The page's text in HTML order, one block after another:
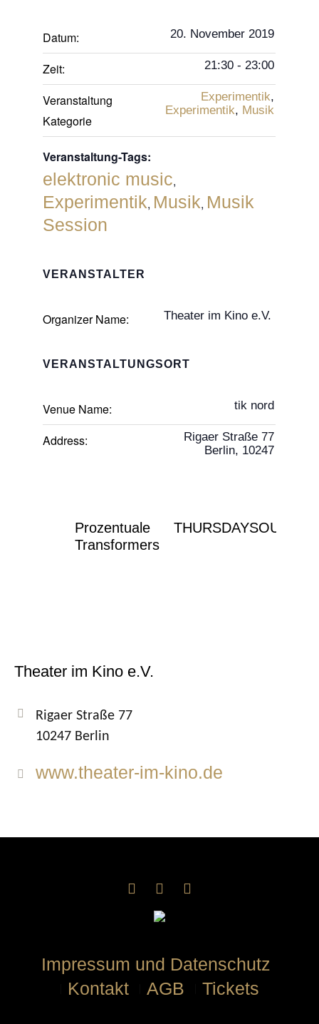
Datum: 20. November 2019
Zeit: 21:30 - 23:00
Veranstaltung
Kategorie
Experimentik,
Experimentik, Musik
Veranstaltung-Tags:
elektronic music,
Experimentik, Musik, Musik
Session
VERANSTALTUNGSORT
Venue Name: tik nord
Address:
Rigaer Straße 77
Berlin, 10247
VERANSTALTER
Organizer Name: Theater im Kino e.V.
Prozentuale
Transformers
THURSDAYSOUNDS
Theater im Kino e.V.
Rigaer Straße 77
10247 Berlin
www.theater-im-kino.de
Impressum und Datenschutz
Kontakt
AGB Tickets